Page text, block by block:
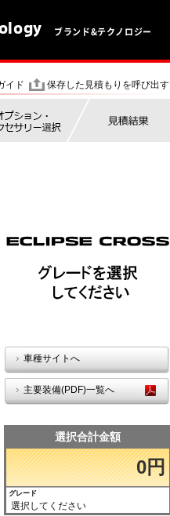
ブランド&テクノロジー
イド 保存した見積もりを呼び出す
車種サイトへ
主要装備(PDF)一覧へ
選択合計金額
0円
グレード
選択してください